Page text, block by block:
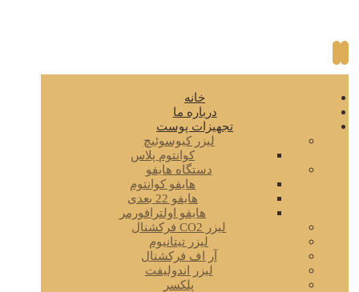
خانه
درباره ما
تجهیزات پوست
لیزر کیوسوئیچ
کوانتوم پلاس
دستگاه هایفو
هایفو کوانتوم
هایفو 22 بعدی
هایفو اولترافورمر
لیزر CO2 فرکشنال
لیزر تیتانیوم
آر اف فرکشنال
لیزر اندولیفت
پلکسر